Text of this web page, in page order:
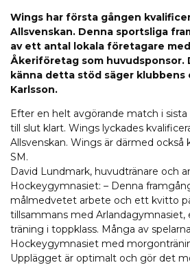
Wings har första gången
Allsvenskan. Denna sportsliga
av ett antal lokala företagare
Åkeriföretag som huvudsponsor.
känna detta stöd säger klubbens
Karlsson.
Efter en helt avgörande match i
till slut klart. Wings lyckades
Allsvenskan. Wings är därmed också
SM.
David Lundmark, huvudtränare och
Hockeygymnasiet: – Denna
målmedvetet arbete och ett kvitto
tillsammans med Arlandagymnasiet,
träning i toppklass. Många av
Hockeygymnasiet med
Upplägget är optimalt och gör det